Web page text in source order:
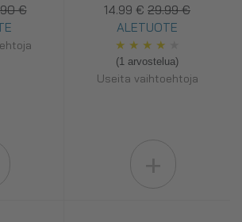
€
14.99 € 29.99 €
ALETUOTE
★ ★ ★ ★
(1 arvostelua)
Useita vaihtoehtoja